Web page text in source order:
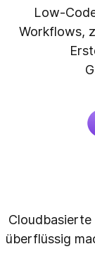
Low-
Workflows,
überflüssig